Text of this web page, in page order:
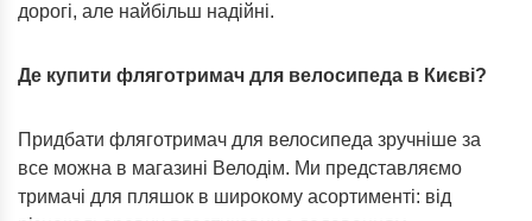
дорогі, але найбільш надійні.
Де купити фляготримач для велосипеда в Києві?
Придбати фляготримач для велосипеда зручніше за
все можна в магазині Велодім. Ми представляємо
тримачі для пляшок в широкому асортименті: від